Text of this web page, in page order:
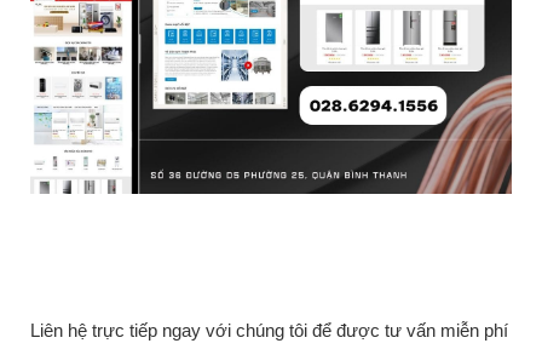
Liên hệ trực tiếp ngay với chúng tôi để được tư vấn miễn phí